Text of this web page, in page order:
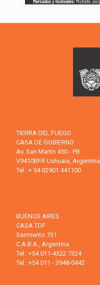
TIERRA DEL FUEGO
CASA DE GOBIERNO
Av. San Martín 450 - PB
V9410BFR Ushuaia, Argentina
Tel.: + 54 02901 441100
BUENOS AIRES
CASA TDF
Sarmiento 731
C.A.B.A., Argentina
Tel.: +54 011-4322 7324
Tel.: +54 011 - 3948-0442